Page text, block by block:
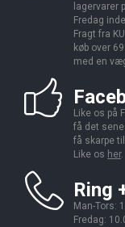
lagervarer
Fredag
Fragt fra
køb over
med en
Like os på
få det
få skarpe
Like os her.
Ring
Man-Tors:
Fredag: